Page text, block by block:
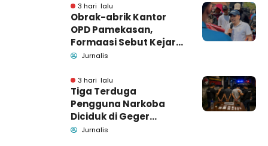
3 hari lalu
Obrak-abrik Kantor
OPD Pamekasan,
Formaasi Sebut Kejari
Pamekasan
Jurnalis
3 hari lalu
Tiga Terduga
Pengguna Narkoba
Diciduk di Geger
Bangkalan, Polisi Masih
Jurnalis